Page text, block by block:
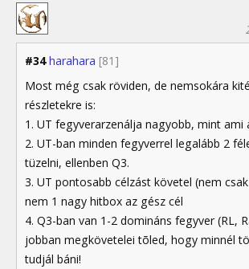
#34 harahara [81]
Most még csak röviden, de nemsokára
részletekre is:
1. UT fegyverarzenálja nagyobb, mint ami
2. UT-ban minden fegyverrel legalább 2
tüzelni, ellenben Q3.
3. UT pontosabb célzást követel (nem
nem 1 nagy hitbox az gész cél
4. Q3-ban van 1-2 domináns fegyver (RL,
jobban megkövetelei tõled, hogy minnél
tudjál báni!